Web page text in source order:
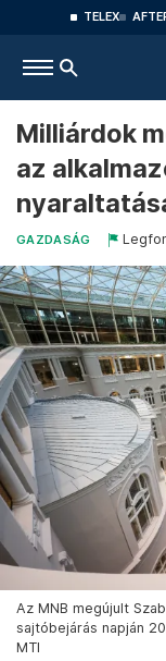
TELEX
Milliárdok
az
GAZDASÁG
Az MNB megújult
sajtóbejárás napján
MTI